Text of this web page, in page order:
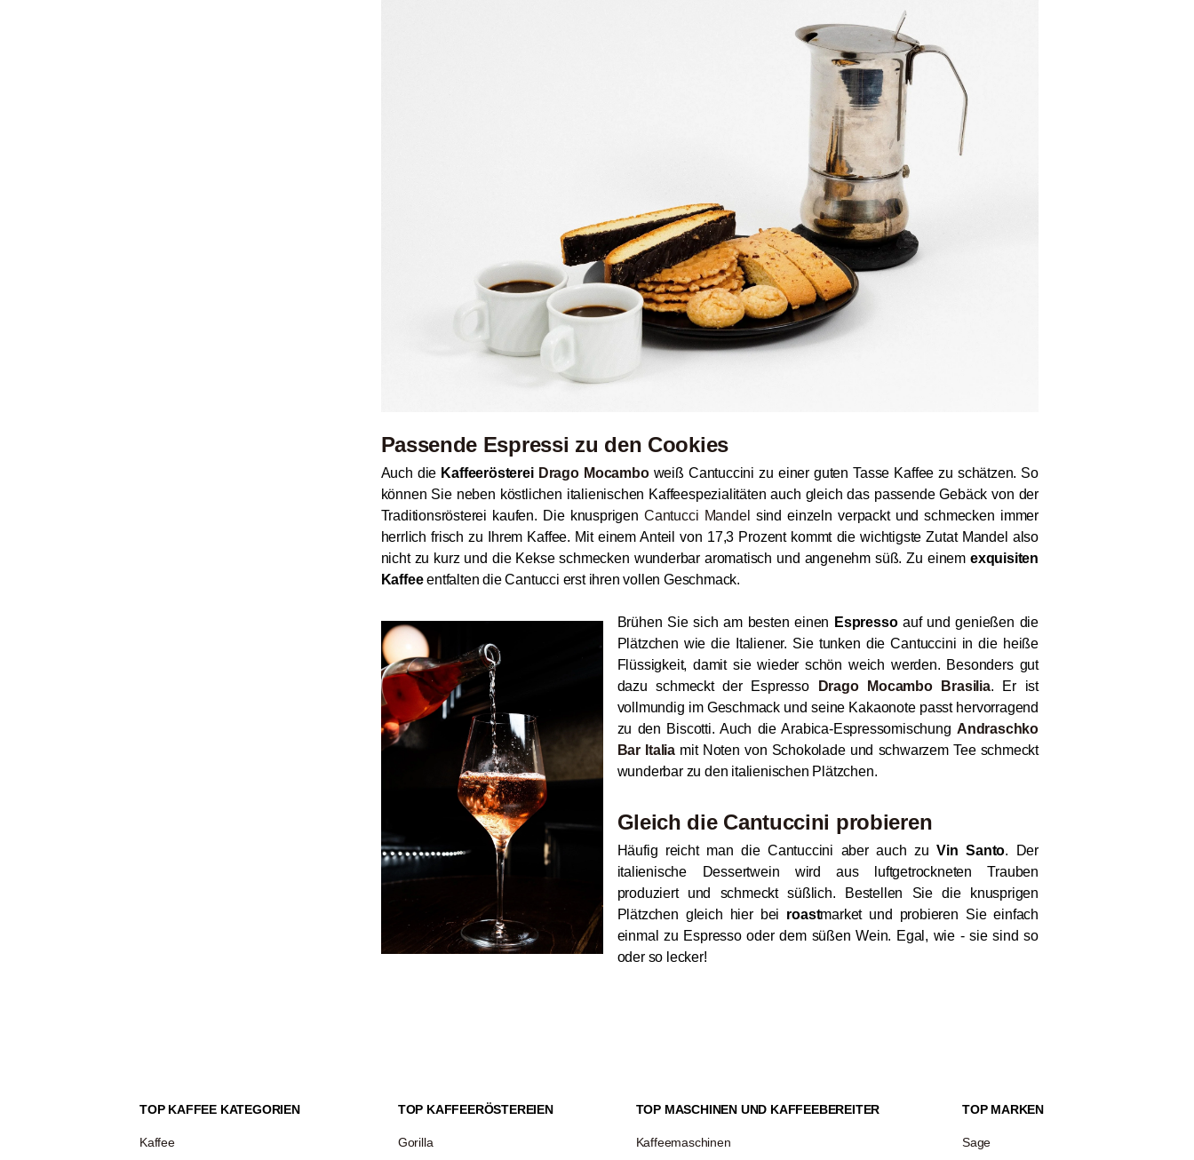
Passende Espressi zu den Cookies
Auch die Kaffeerösterei Drago Mocamboweiß Cantuccini zu einer guten Tasse Kaffee zu schätzen. So
können Sie neben köstlichen italienischen Kaffeespezialitäten auch gleich das passende Gebäck von der
Traditionsrösterei kaufen. Die knusprigenCantucci Mandel sind einzeln verpackt und schmecken immer
herrlich frisch zu Ihrem Kaffee. Mit einem Anteil von 17,3 Prozent kommt die wichtigste Zutat Mandel also
nicht zu kurz und die Kekse schmecken wunderbar aromatisch und angenehm süß. Zu einem exquisiten
Kaffeeentfalten die Cantucci erst ihren vollen Geschmack.
Brühen Sie sich am besten einen Espressoauf und genießen die
Plätzchen wie die Italiener. Sie tunken die Cantuccini in die heiße
Flüssigkeit, damit sie wieder schön weich werden. Besonders gut
dazu schmeckt der Espresso
Drago Mocambo Brasilia. Er ist
vollmundig im Geschmack und seine Kakaonote passt hervorragend
zu den Biscotti. Auch die Arabica-Espressomischung Andraschko
Bar Italiamit Noten von Schokolade und schwarzem Tee schmeckt
wunderbar zu den italienischen Plätzchen.
Gleich die Cantuccini probieren
Häufig reicht man die Cantuccini aber auch zuVin Santo. Der
italienische Dessertwein wird aus luftgetrockneten Trauben
produziert und schmeckt süßlich. Bestellen Sie die knusprigen
Plätzchen gleich hier bei roastmarket und probieren Sie einfach
einmal zu Espresso oder dem süßen Wein. Egal, wie - sie sind so
oder so lecker!
TOP KAFFEE KATEGORIEN
Kaffee
TOP KAFFEERÖSTEREIEN
Gorilla
TOP MASCHINEN UND KAFFEEBEREITER
Kaffeemaschinen
TOP MARKEN
Sage